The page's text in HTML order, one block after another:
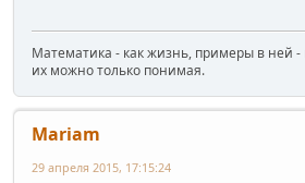
Математика - как жизнь, примеры в ней
их можно только понимая.
Mariam
29 апреля 2015, 17:15:24